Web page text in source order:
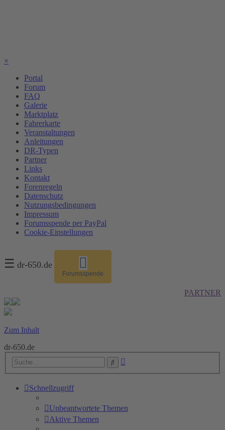
×
Portal
Forum
FAQ
Galerie
Marktplatz
Fahrerkarte
Veranstaltungen
Anleitungen
DR-Typen
Partner
Links
Kontakt
Forenregeln
Datenschutz
Nutzungsbedingungen
Impressum
Forumsspende per PayPal
Cookie-Einstellungen
☰ dr-650.de
Forumsspende
PARTNER
Zum Inhalt
dr-650.de
Suche
Schnellzugriff
Unbeantwortete Themen
Aktive Themen